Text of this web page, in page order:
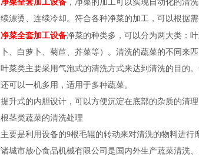
净菜全套加工设备 ，净菜的加工可以实现自动化的清
续漂烫、连续冷却。符合各种净菜的加工，可以根据
净菜全套加工设备净菜的种类多，可以分为两大类：
卜、白萝卜、菊苣、芥菜等）。清洗的蔬菜的不同来
叶菜类主要采用气泡式的清洗方式来达到清洗的目的
还可以一机多用，适用于多种蔬菜。
提升式的内胆设计，可以方便沉淀在底部的杂质的清理
根茎类蔬菜的清洗处理
主要是利用设备的9根毛辊的转动来对清洗的物料进
诸城市放心食品机械有限公司是国内外生产蔬菜清洗